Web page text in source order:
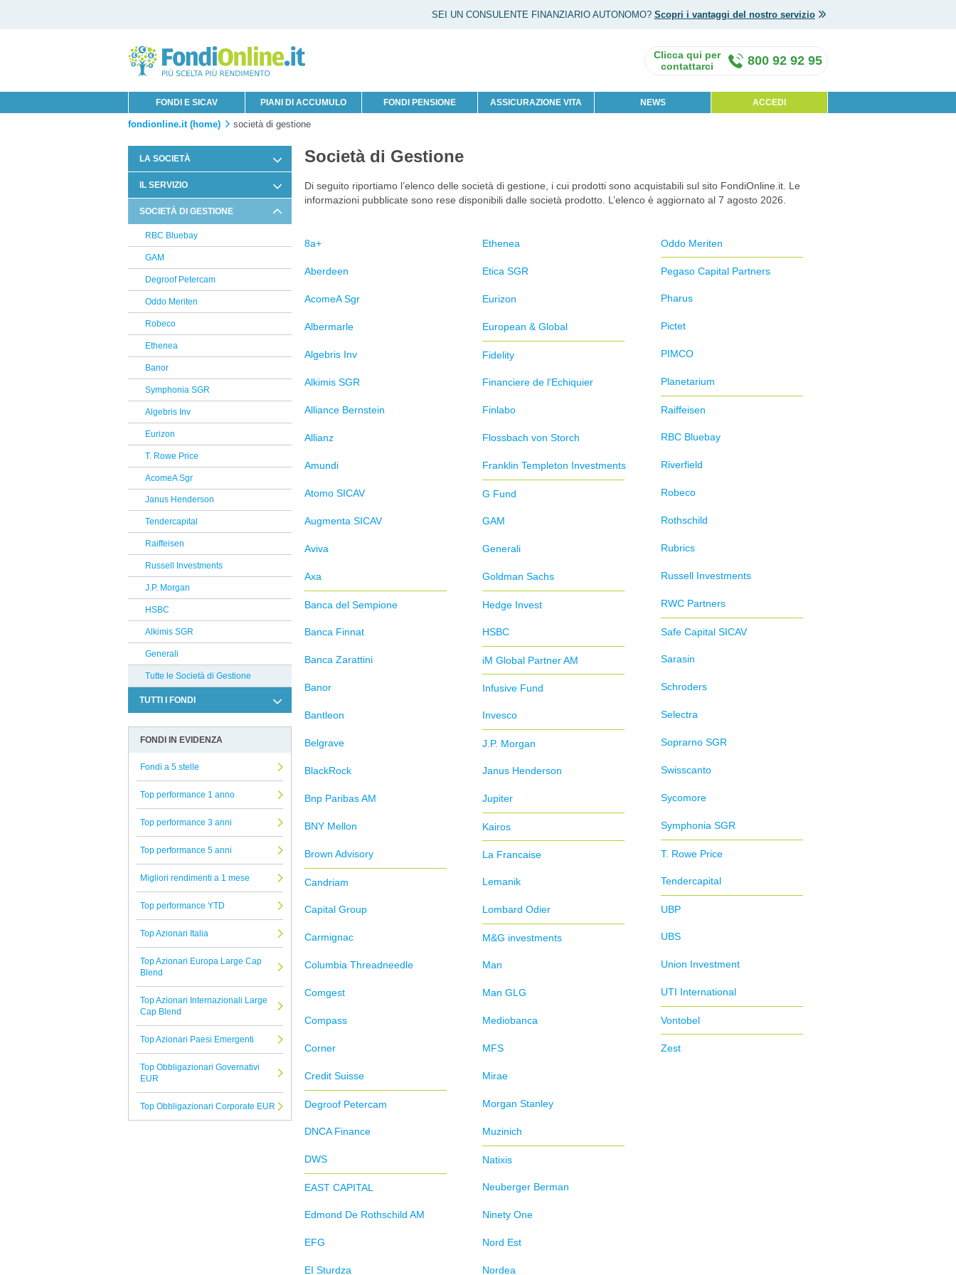
SEI UN CONSULENTE FINANZIARIO AUTONOMO? Scopri i vantaggi del nostro servizio
FONDI E SICAV PIANI DI ACCUMULO FONDI PENSIONE ASSICURAZIONE VITA NEWS ACCEDI
800 92 92 95
fondionline.it (home) società di gestione
LA SOCIETÀ
Chi è Innofin Sim
Organi Sociali
News Fondi
IL SERVIZIO
Condizioni di Utilizzo
Documentazione Contrattuale e
Legale
Arbitro Controversie Finanziarie
Informativa Privacy
Informativa Cookie
Reclami Assicurativi
Reclami Servizio di Investimento
SOCIETÀ DI GESTIONE
RBC Bluebay
GAM
Degroof Petercam
Oddo Meriten
Robeco
Ethenea
Banor
Symphonia SGR
Algebris Inv
Eurizon
T. Rowe Price
AcomeA Sgr
Janus Henderson
Tendercapital
Raiffeisen
Russell Investments
J.P. Morgan
HSBC
Alkimis SGR
Generali
Tutte le Società di Gestione
TUTTI I FONDI
Allocazione
Azionari
Beni reali
Strategie alternative
Titoli a reddito fisso
Titoli Ibridi
Tutti i fondi confrontati
Società di Gestione
Di seguito riportiamo l’elenco delle società di gestione, i cui prodotti sono acquistabili sul sito FondiOnline.it. Le
informazioni pubblicate sono rese disponibili dalle società prodotto. L’elenco è aggiornato al 7 agosto 2026.
8a+
Aberdeen
AcomeA Sgr
Albermarle
Algebris Inv
Alkimis SGR
Alliance Bernstein
Allianz
Amundi
Atomo SICAV
Augmenta SICAV
Aviva
Axa
Banca del Sempione
Banca Finnat
Banca Zarattini
Banor
Bantleon
Belgrave
BlackRock
Bnp Paribas AM
BNY Mellon
Brown Advisory
Candriam
Capital Group
Carmignac
Columbia Threadneedle
Comgest
Compass
Corner
Credit Suisse
Degroof Petercam
DNCA Finance
DWS
EAST CAPITAL
Edmond De Rothschild AM
EFG
EI Sturdza
Ethenea
Etica SGR
Eurizon
European & Global
Fidelity
Financiere de l'Echiquier
Finlabo
Flossbach von Storch
Franklin Templeton Investments
G Fund
GAM
Generali
Goldman Sachs
Hedge Invest
HSBC
iM Global Partner AM
Infusive Fund
Invesco
J.P. Morgan
Janus Henderson
Jupiter
Kairos
La Francaise
Lemanik
Lombard Odier
M&G investments
Man
Man GLG
Mediobanca
MFS
Mirae
Morgan Stanley
Muzinich
Natixis
Neuberger Berman
Ninety One
Nord Est
Nordea
Oddo Meriten
Pegaso Capital Partners
Pharus
Pictet
PIMCO
Planetarium
Raiffeisen
RBC Bluebay
Riverfield
Robeco
Rothschild
Rubrics
Russell Investments
RWC Partners
Safe Capital SICAV
Sarasin
Schroders
Selectra
Soprarno SGR
Swisscanto
Sycomore
Symphonia SGR
T. Rowe Price
Tendercapital
UBP
UBS
Union Investment
UTI International
Vontobel
Zest
FONDI IN EVIDENZA
Fondi a 5 stelle
Top performance 1 anno
Top performance 3 anni
Top performance 5 anni
Migliori rendimenti a 1 mese
Top performance YTD
Top Azionari Italia
Top Azionari Europa Large Cap
Blend
Top Azionari Internazionali Large
Cap Blend
Top Azionari Paesi Emergenti
Top Obbligazionari Governativi
EUR
Top Obbligazionari Corporate EUR